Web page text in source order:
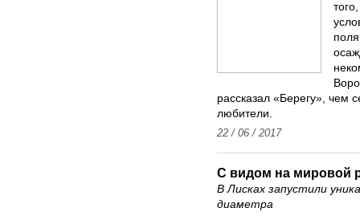
рассказал «Берегу», чем
любители.
22 / 06 / 2017
С видом на мировой
В Лисках запустили
диаметра